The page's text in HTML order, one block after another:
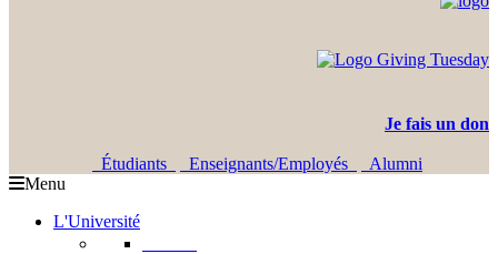
Je fais un don
Étudiants Enseignants/Employés
Alumni
Menu
L'Université